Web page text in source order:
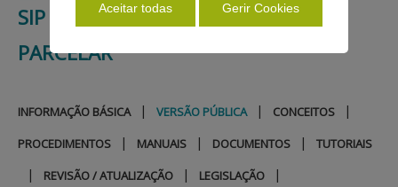
INFORMAÇÕES
ESTATÍSTICAS
PAGAMENTOS
SIP - SISTEMA DE IDENTIFICAÇÃO
PARCELAR
INFORMAÇÃO BÁSICA | VERSÃO PÚBLICA | CONCEITOS |
PROCEDIMENTOS | MANUAIS | DOCUMENTOS | TUTORIAIS
| REVISÃO / ATUALIZAÇÃO | LEGISLAÇÃO |
Aceitar todas Gerir Cookies